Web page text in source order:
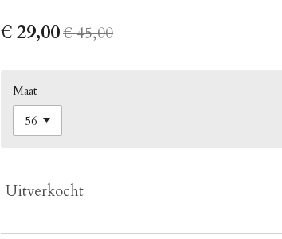
€ 29,00€ 45,00
Maat
Uitverkocht